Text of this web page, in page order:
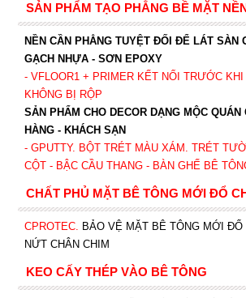
SẢN PHẨM TẠO PHẲNG BỀ MẶT
NỀN CẦN PHẲNG TUYỆT ĐỐI ĐỂ LÁT SÀN
GẠCH NHỰA - SƠN EPOXY
- VFLOOR1+ PRIMER KẾT NỐI TRƯỚC
KHÔNG BỊ RỘP
SẢN PHẨM CHO DECOR DẠNG MỘC QUÁN
HÀNG - KHÁCH SẠN
- GPUTTY. BỘT TRÉT MÀU XÁM. TRÉT
CỘT - BẬC CẦU THANG - BÀN GHẾ BÊ
CHẤT PHỦ MẶT BÊ TÔNG MỚI ĐỔ
CPROTEC. BẢO VỆ MẶT BÊ TÔNG MỚI ĐỔ
NỨT CHÂN CHIM
KEO CẤY THÉP VÀO BÊ TÔNG